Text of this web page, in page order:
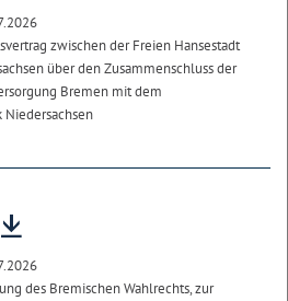
zwischen der Freien Hansestadt
über den Zusammenschluss der
Bremen mit dem
Niedersachsen
des Bremischen Wahlrechts, zur